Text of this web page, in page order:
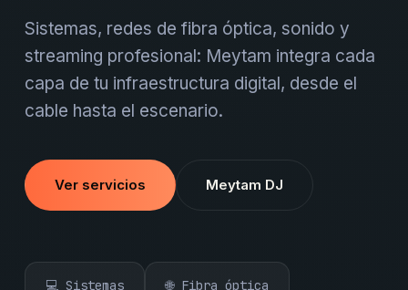
Sistemas, redes de fibra óptica, sonido y
streaming profesional: Meytam integra cada
capa de tu infraestructura digital, desde el
cable hasta el escenario.
Ver servicios Meytam DJ
💻 Sistemas 🌐 Fibra óptica